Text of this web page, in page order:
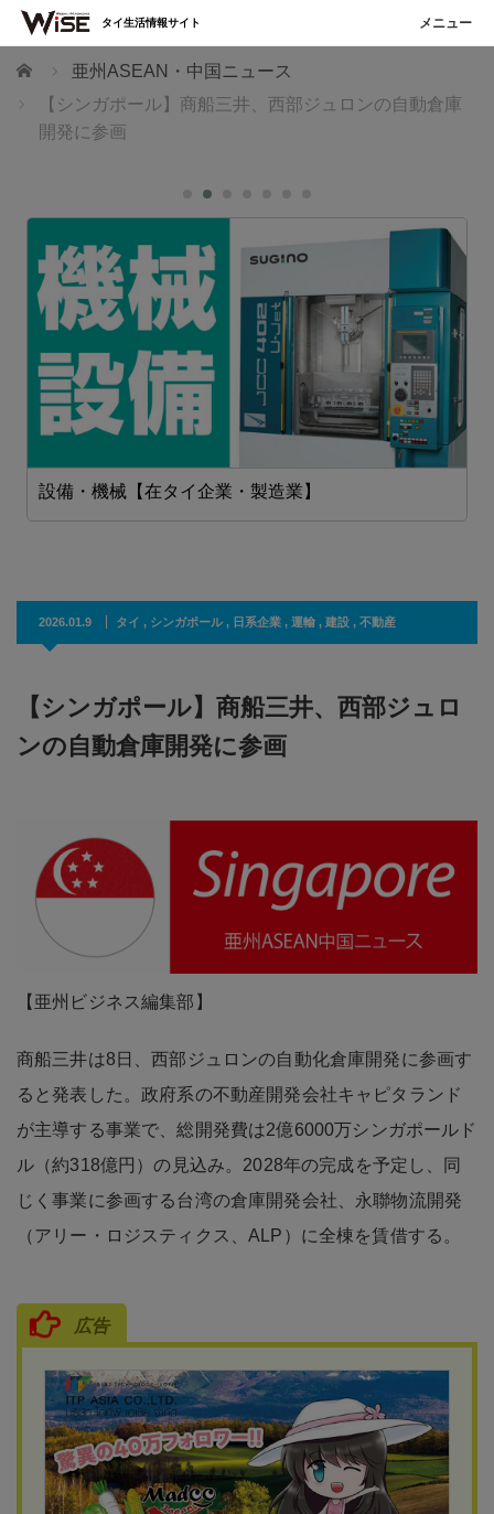
ホーム
亜州ASEAN・中国ニュース
【シンガポール】商船三井、西部ジュロンの自動倉庫
開発に参画
設備・機械【在タイ企業・製造業】
2026.01.9 タイ , シンガポール, 日系企業 , 運輸 , 建設 , 不動産
【シンガポール】商船三井、西部ジュロ
ンの自動倉庫開発に参画
【亜州ビジネス編集部】
商船三井は8日、西部ジュロンの自動化倉庫開発に参画す
ると発表した。政府系の不動産開発会社キャピタランド
が主導する事業で、総開発費は2億6000万シンガポールド
ル（約318億円）の見込み。2028年の完成を予定し、同
じく事業に参画する台湾の倉庫開発会社、永聯物流開発
（アリー・ロジスティクス、ALP）に全棟を賃借する。
広告
タイ生活情報サイト